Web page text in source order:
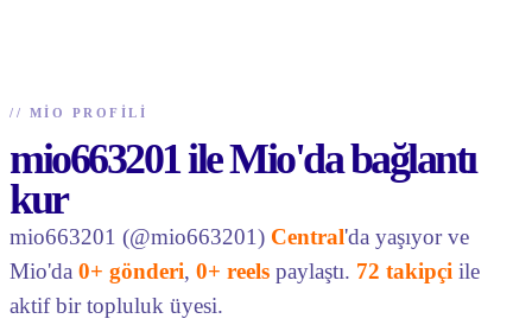
// MIO PROFILI
mio663201 ile Mio'da bağlantı
kur
mio663201 (@mio663201) Central'da yaşıyor ve
Mio'da 0+ gönderi, 0+ reels paylaştı. 72 takipçi ile
aktif bir topluluk üyesi.